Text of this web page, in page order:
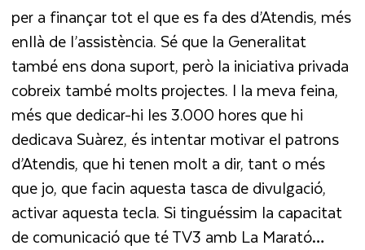
per a finançar tot el que es fa des d’Atendis, més
enllà de l’assistència. Sé que la Generalitat
també ens dona suport, però la iniciativa privada
cobreix també molts projectes. I la meva feina,
més que dedicar-hi les 3.000 hores que hi
dedicava Suàrez, és intentar motivar el patrons
d’Atendis, que hi tenen molt a dir, tant o més
que jo, que facin aquesta tasca de divulgació,
activar aquesta tecla. Si tinguéssim la capacitat
de comunicació que té TV3 amb La Marató…